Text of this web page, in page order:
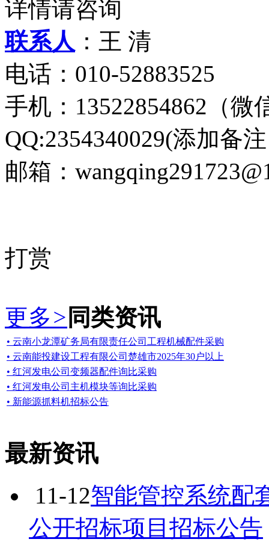
详情请咨询
联系人 ：王 清
电话：010-52883525
手机：13522854862（
QQ:2354340029(添加备
邮箱：
打赏
更多> 同类资讯
• 云南小龙潭矿务局有限责任公司工程机械配件采购
• 云南能投建设工程有限公司楚雄市2025年30户以上
• 红河发电公司变频器配件询比采购
• 红河发电公司主机模块等询比采购
• 新能源抓料机招标公告
最新资讯
11-12智能管控系统配
公开招标项目招标公告